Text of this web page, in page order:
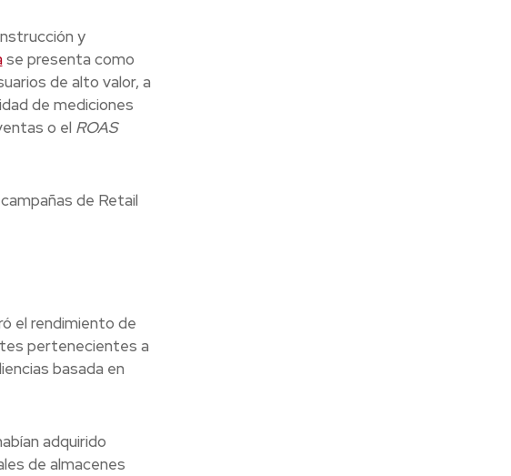
y
se presenta como
de alto valor, a
de mediciones
o el ROAS
de Retail
el rendimiento de
pertenecientes a
basada en
adquirido
de almacenes